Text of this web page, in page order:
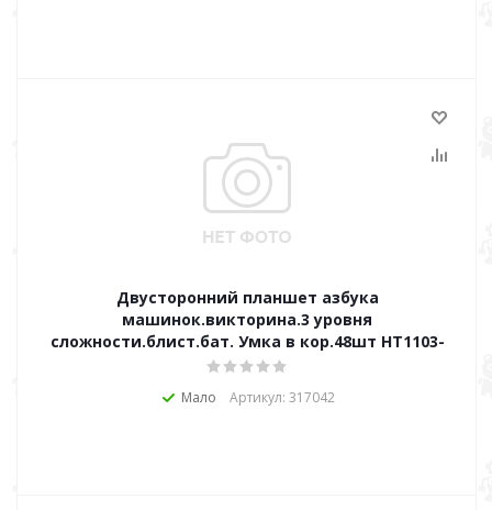
Двусторонний планшет азбука
машинок.викторина.3 уровня
сложности.блист.бат. Умка в кор.48шт HT1103-
Мало Артикул: 317042